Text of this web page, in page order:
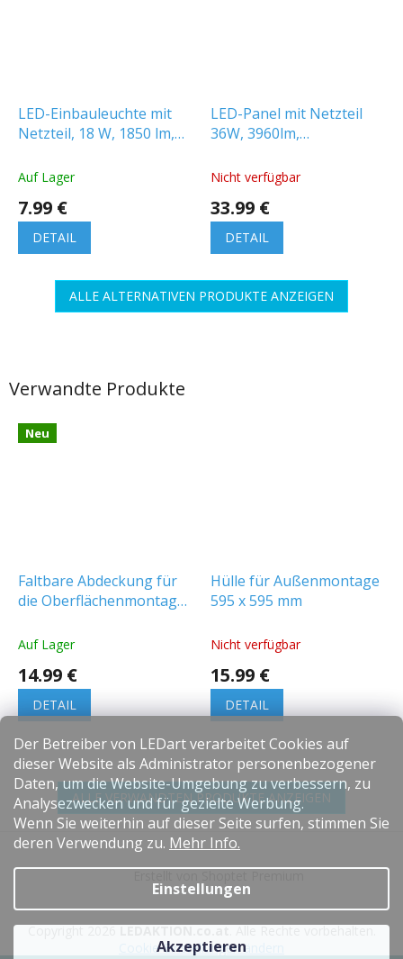
Der Betreiber von LEDart verarbeitet Cookies auf
dieser Website als Administrator personenbezogener
Daten, um die Website-Umgebung zu verbessern, zu
Analysezwecken und für gezielte Werbung.
Wenn Sie weiterhin auf dieser Seite surfen, stimmen Sie
deren Verwendung zu. Mehr Info.
Einstellungen
Akzeptieren
Verwandte Produkte
Neu
Faltbare Abdeckung für
die Oberflächenmontage
30x120cm an
[ACC+035098]
Auf Lager
14.99 €
DETAIL
Hülle für Außenmontage
595 x 595 mm
Nicht verfügbar
15.99 €
DETAIL
ALLE VERWANDTEN PRODUKTE ANZEIGEN
LED-Einbauleuchte mit
Netzteil, 18 W, 1850 lm,
Chip, 1+1 gratis!
Auf Lager
7.99 €
DETAIL
LED-Panel mit Netzteil
36W, 3960lm,
Nicht verfügbar
33.99 €
DETAIL
ALLE ALTERNATIVEN PRODUKTE ANZEIGEN
Cookie-Einstellungen ändern